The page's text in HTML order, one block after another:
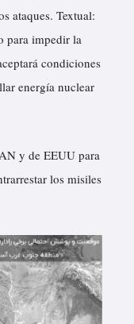
ataques. Textual:
para impedir la
condiciones
energía nuclear
y de EEUU para
los misiles